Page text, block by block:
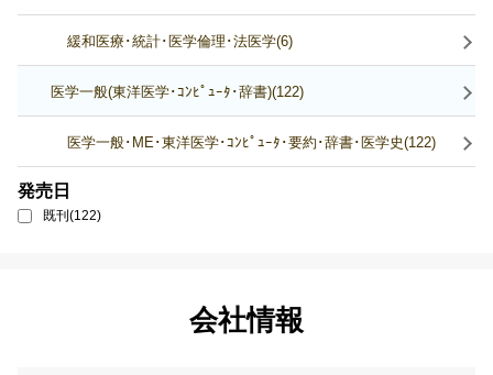
緩和医療･統計･医学倫理･法医学(6)
医学一般(東洋医学･ｺﾝﾋﾟｭｰﾀ･辞書)(122)
医学一般･ME･東洋医学･ｺﾝﾋﾟｭｰﾀ･要約･辞書･医学史(122)
発売日
既刊(122)
会社情報